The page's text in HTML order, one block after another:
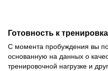
Готовность к
С момента пробуждения вы
основанную на данных о
тренировочной нагрузке и